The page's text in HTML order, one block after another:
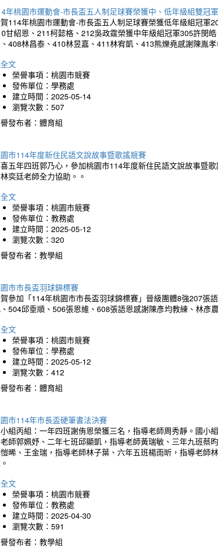
年桃園市運動會-市長盃五人制足球賽榮獲中、低年級組雙冠軍
114年桃園市運動會-市長盃五人制足球賽榮獲低年級組冠
甘紹恩、211柯懿格、212吳政霆榮獲中年級組冠軍305許閔
408林昌泰、410林昱嘉、411林宥凱、413熊爍堯感謝陳胤
文
榮譽事項：桃園市競賽
發佈單位：學務處
建立時間：2025-05-14
瀏覽次數：507
發布者：體育組
市114年度新住民語文說故事暨歌謠競賽
五年四班郭乃心，參加桃園市114年度新住民語文說故事暨
奕廷老師全力協助。。
文
榮譽事項：桃園市競賽
發佈單位：教務處
建立時間：2025-05-12
瀏覽次數：320
發布者：教學組
市市長盃羽球錦標賽
參加「114年桃園市市長盃羽球錦標賽」晉級團體8強207張
504邱垂順、506張恩維、608張語恩感謝陳彥均教練、林彥
文
榮譽事項：桃園市競賽
發佈單位：學務處
建立時間：2025-05-12
瀏覽次數：412
發布者：體育組
市114年市長盃硬筆書法決賽
組丙組：一年四班謝侑恩榮獲三名，指導老師周秀靜。國小
師郭姵妤、二年七班邱顯凱，指導老師黃瑞敏、三年九班蔡
晞、王金瑞，指導老師林子葉、六年五班楊雨昕，指導老師
文
榮譽事項：桃園市競賽
發佈單位：教務處
建立時間：2025-04-30
瀏覽次數：591
發布者：教學組